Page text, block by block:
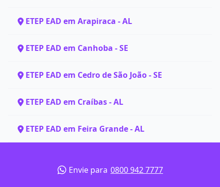
ETEP EAD em Arapiraca - AL
ETEP EAD em Canhoba - SE
ETEP EAD em Cedro de São João - SE
ETEP EAD em Craíbas - AL
ETEP EAD em Feira Grande - AL
Envie para 0800 942 7777